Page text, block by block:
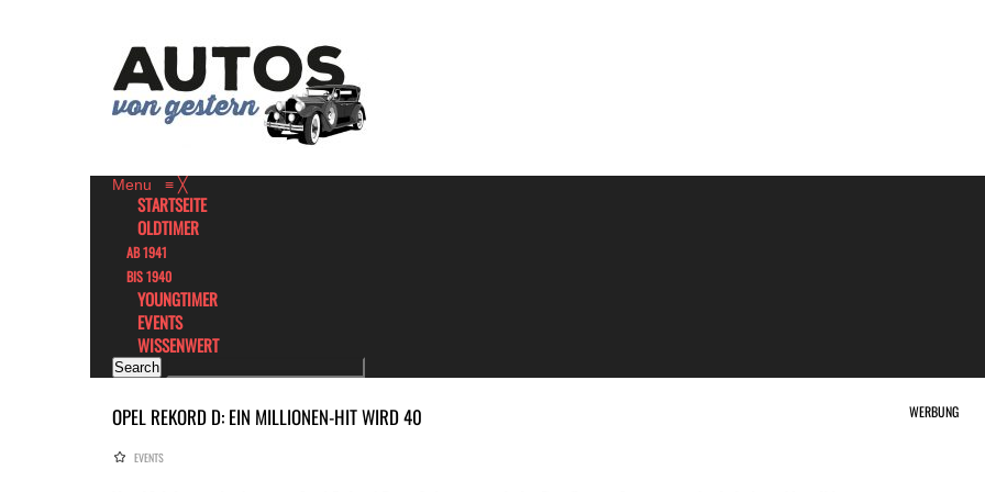
Menu ≡ ╳
STARTSEITE
OLDTIMER
AB 1941
BIS 1940
YOUNGTIMER
EVENTS
WISSENWERT
OPEL REKORD D: EIN MILLIONEN-HIT WIRD 40 WERBUNG
EVENTS